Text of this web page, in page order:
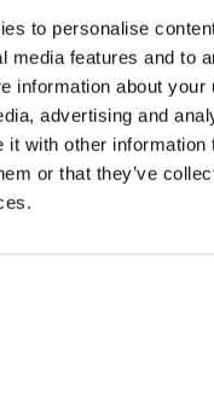
to personalise
media features and to
information about your
advertising and
it with other information
or that they’ve
ABIN7222080
(AA 201-
Human